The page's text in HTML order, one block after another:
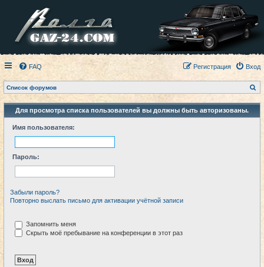
FAQ Вход
Регистрация
Список форумов
о
с
Для просмотра списка пользователей вы должны быть авторизованы.
Имя пользователя:
Пароль:
Забыли пароль?
Повторно выслать письмо для активации учётной записи
Запомнить меня
Скрыть моё пребывание на конференции в этот раз